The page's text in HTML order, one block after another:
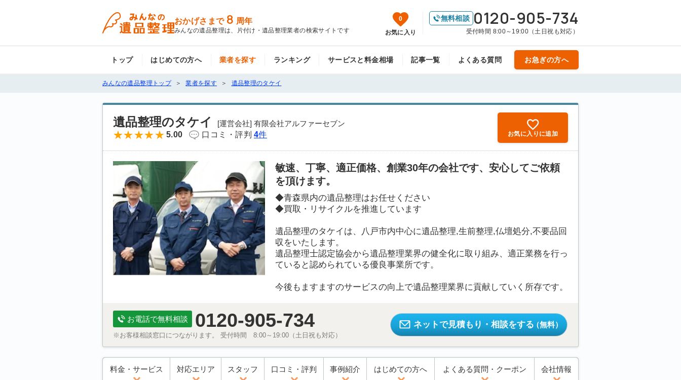
おかげさまで 8 周年
みんなの遺品整理は、片付け・遺品整理業者の検索サイトです
0
お気に入り
無料相談 0120-905-734
受付時間 8:00～19:00（土日祝も対応）
トップ はじめての方へ 業者を探す ランキング サービスと料金相場 記事一覧 よくある質問 お急ぎの方へ
みんなの遺品整理トップ 業者を探す 遺品整理のタケイ
遺品整理のタケイ
[運営会社] 有限会社アルファーセブン
5.00
口コミ・評判 4件 お気に入りに追加
敏速、丁寧、適正価格、創業30年の会社です、安心してご依頼
を頂けます。
◆青森県内の遺品整理はお任せください
◆買取・リサイクルを推進しています
遺品整理のタケイは、八戸市内中心に遺品整理,生前整理,仏壇処分,不要品回
収をいたします。
遺品整理士認定協会から遺品整理業界の健全化に取り組み、適正業務を行っ
ていると認められている優良事業所です。
今後もますますのサービスの向上で遺品整理業界に貢献していく所存です。
お電話で無料相談 0120-905-734
※お客様相談窓口につながります。 受付時間 8:00～19:00（土日祝も対応）
ネットで見積もり・相談をする（無料）
料金・サービス 対応エリア スタッフ 口コミ・評判 事例紹介 はじめての方へ よくある質問・クーポン 会社情報